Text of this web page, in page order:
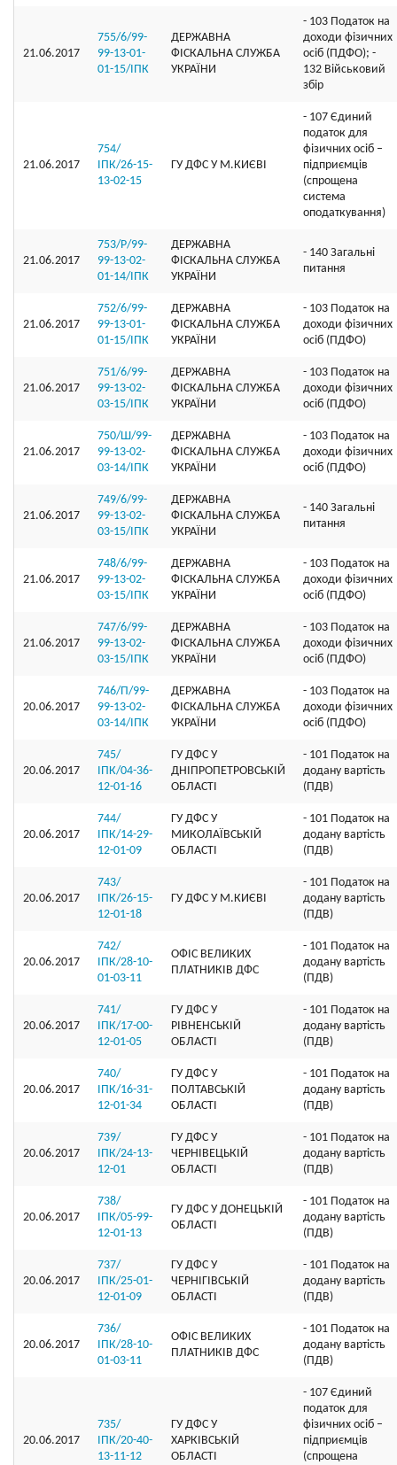
21.06.2017
755/6/99-
99-13-01-
01-15/ІПК
ДЕРЖАВНА
ФІСКАЛЬНА СЛУЖБА
УКРАЇНИ
- 103 Податок на
доходи фізичних
осіб (ПДФО); -
132 Військовий
збір
21.06.2017
754/
ІПК/26-15-
13-02-15
ГУ ДФС У М.КИЄВI
- 107 Єдиний
податок для
фізичних осіб –
підприємців
(спрощена
система
оподаткування)
21.06.2017
753/Р/99-
99-13-02-
01-14/ІПК
ДЕРЖАВНА
ФІСКАЛЬНА СЛУЖБА
УКРАЇНИ
- 140 Загальні
питання
21.06.2017
752/6/99-
99-13-01-
01-15/ІПК
ДЕРЖАВНА
ФІСКАЛЬНА СЛУЖБА
УКРАЇНИ
- 103 Податок на
доходи фізичних
осіб (ПДФО)
21.06.2017
751/6/99-
99-13-02-
03-15/ІПК
ДЕРЖАВНА
ФІСКАЛЬНА СЛУЖБА
УКРАЇНИ
- 103 Податок на
доходи фізичних
осіб (ПДФО)
21.06.2017
750/Ш/99-
99-13-02-
03-14/ІПК
ДЕРЖАВНА
ФІСКАЛЬНА СЛУЖБА
УКРАЇНИ
- 103 Податок на
доходи фізичних
осіб (ПДФО)
21.06.2017
749/6/99-
99-13-02-
03-15/ІПК
ДЕРЖАВНА
ФІСКАЛЬНА СЛУЖБА
УКРАЇНИ
- 140 Загальні
питання
21.06.2017
748/6/99-
99-13-02-
03-15/ІПК
ДЕРЖАВНА
ФІСКАЛЬНА СЛУЖБА
УКРАЇНИ
- 103 Податок на
доходи фізичних
осіб (ПДФО)
21.06.2017
747/6/99-
99-13-02-
03-15/ІПК
ДЕРЖАВНА
ФІСКАЛЬНА СЛУЖБА
УКРАЇНИ
- 103 Податок на
доходи фізичних
осіб (ПДФО)
20.06.2017
746/П/99-
99-13-02-
03-14/ІПК
ДЕРЖАВНА
ФІСКАЛЬНА СЛУЖБА
УКРАЇНИ
- 103 Податок на
доходи фізичних
осіб (ПДФО)
20.06.2017
745/
ІПК/04-36-
12-01-16
ГУ ДФС У
ДНIПРОПЕТРОВСЬКIЙ
ОБЛАСТI
- 101 Податок на
додану вартість
(ПДВ)
20.06.2017
744/
ІПК/14-29-
12-01-09
ГУ ДФС У
МИКОЛАЇВСЬКIЙ
ОБЛАСТI
- 101 Податок на
додану вартість
(ПДВ)
20.06.2017
743/
ІПК/26-15-
12-01-18
ГУ ДФС У М.КИЄВI
- 101 Податок на
додану вартість
(ПДВ)
20.06.2017
742/
ІПК/28-10-
01-03-11
ОФIС ВЕЛИКИХ
ПЛАТНИКIВ ДФС
- 101 Податок на
додану вартість
(ПДВ)
20.06.2017
741/
ІПК/17-00-
12-01-05
ГУ ДФС У
РIВНЕНСЬКIЙ
ОБЛАСТI
- 101 Податок на
додану вартість
(ПДВ)
20.06.2017
740/
ІПК/16-31-
12-01-34
ГУ ДФС У
ПОЛТАВСЬКIЙ
ОБЛАСТI
- 101 Податок на
додану вартість
(ПДВ)
20.06.2017
739/
ІПК/24-13-
12-01
ГУ ДФС У
ЧЕРНIВЕЦЬКIЙ
ОБЛАСТІ
- 101 Податок на
додану вартість
(ПДВ)
20.06.2017
738/
ІПК/05-99-
12-01-13
ГУ ДФС У ДОНЕЦЬКIЙ
ОБЛАСТI
- 101 Податок на
додану вартість
(ПДВ)
20.06.2017
737/
ІПК/25-01-
12-01-09
ГУ ДФС У
ЧЕРНIГIВСЬКIЙ
ОБЛАСТI
- 101 Податок на
додану вартість
(ПДВ)
20.06.2017
736/
ІПК/28-10-
01-03-11
ОФIС ВЕЛИКИХ
ПЛАТНИКIВ ДФС
- 101 Податок на
додану вартість
(ПДВ)
20.06.2017
735/
ІПК/20-40-
13-11-12
ГУ ДФС У
ХАРКIВСЬКIЙ
ОБЛАСТI
- 107 Єдиний
податок для
фізичних осіб –
підприємців
(спрощена